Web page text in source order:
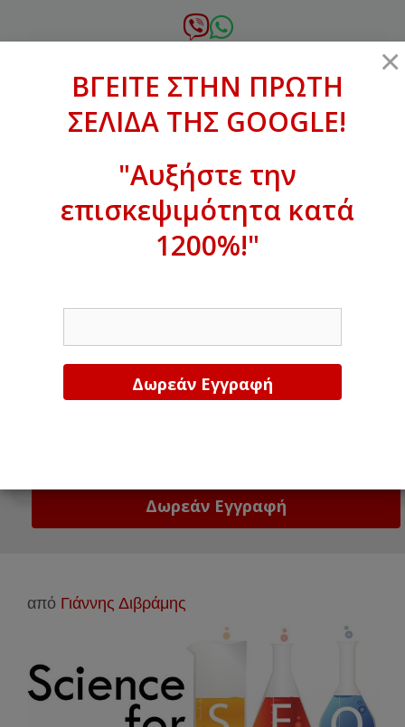
σε
xanthogenous@gmail.com
ΒΓΕΙΤΕ ΣΤΗΝ ΠΡΩΤΗ ΣΕΛΙΔΑ ΤΗΣ
GOOGLE!
από Γιάννης Διβράμης
×
ΒΓΕΙΤΕ ΣΤΗΝ ΠΡΩΤΗ
ΣΕΛΙΔΑ ΤΗΣ GOOGLE!
"Αυξήστε την
επισκεψιμότητα κατά
1200%!"